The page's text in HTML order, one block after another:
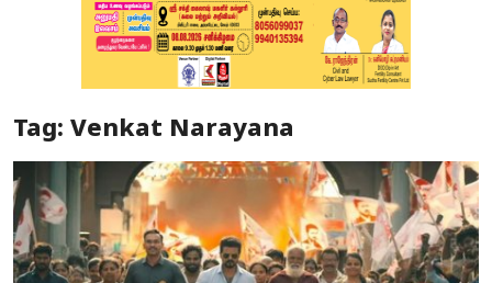
Special Story
Business
Tag: Venkat Narayana